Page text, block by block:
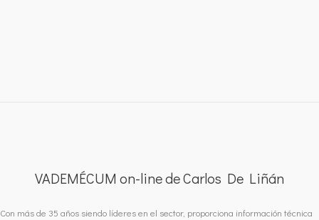
VADEMÉCUM on-line de Carlos De Liñán
Con más de 35 años siendo líderes en el sector, proporciona información técnica